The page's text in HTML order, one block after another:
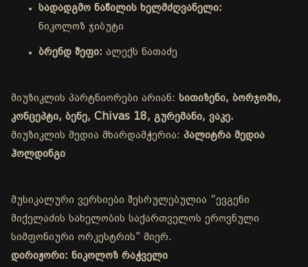
სადადგმო ნაწილის ხელმძღვანელი:
ნიკოლოზ ჯიბუტი
ბრენდ შეფი: ალექს ნათაძე
მიუზიკლის პარტნიორები არიან: სითიზენი, ბორჯომი,
კონცეპტი, ბენე, Chivas 18, გურემანი, ვაკე.
მიუზიკლის მედია მხარდამჭერია: პალიტრა მედია
ჰოლდინგი
მუსიკალური ვერსიები შესრულებულია “ევგენი
მიქელაძის სახელობის საქართველოს ეროვნული
სიმფონიური ორკესტრის” მიერ.
დირიჟორი: ნიკოლოზ რაჭველი